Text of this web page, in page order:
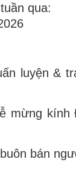
qua:
luyện &
mừng kính
bán